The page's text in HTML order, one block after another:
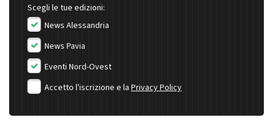
Scegli le tue edizioni:
News Alessandria
News Pavia
Eventi Nord-Ovest
Accetto l'iscrizione e la Privacy Policy